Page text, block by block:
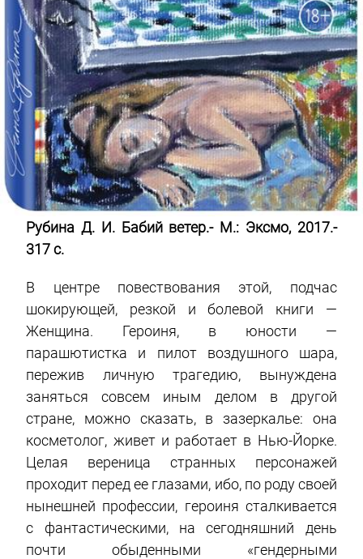
Рубина Д. И. Бабий ветер.- М.: Эксмо, 2017.-
317 с.
В центре повествования этой, подчас
шокирующей, резкой и болевой книги —
Женщина. Героиня, в юности —
парашютистка и пилот воздушного шара,
пережив личную трагедию, вынуждена
заняться совсем иным делом в другой
стране, можно сказать, в зазеркалье: она
косметолог, живет и работает в Нью-Йорке.
Целая вереница странных персонажей
проходит перед ее глазами, ибо, по роду своей
нынешней профессии, героиня сталкивается
с фантастическими, на сегодняшний день
почти обыденными «гендерными